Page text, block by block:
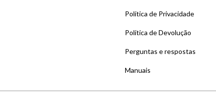
Política de Privacidade
Política de Devolução
Perguntas e respostas
Manuais